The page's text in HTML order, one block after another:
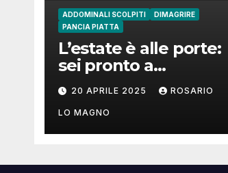
ADDOMINALI SCOLPITI
DIMAGRIRE
PANCIA PIATTA
L’estate è alle porte:
sei pronto a
mostrare il tuo
addome piatto?
20 APRILE 2025 ROSARIO
LO MAGNO